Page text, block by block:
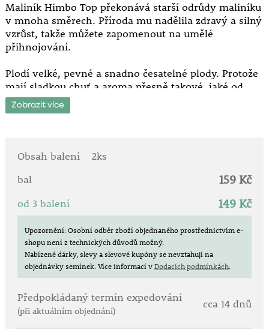
Maliník Himbo Top překonává starší odrůdy maliníku
v mnoha směrech. Příroda mu nadělila zdravý a silný
vzrůst, takže můžete zapomenout na umělé
přihnojování.
Plodí velké, pevné a snadno česatelné plody. Protože
mají sladkou chuť a aroma přesně takové, jaké od
čerstvých malin očekáváte, bude těžké je před
rodinou ubránit na džem a šťávu. Mohlo by Vám při
jednoletých a dvouletých výhonech.
Stanoviště: plné slunce.
Velké pevné plody, vysoké výnosy a zaručeně zdravé!
Prvotřídní lahůdkové plody k letnímu mlsání!
Zobrazit více
Obsah balení
2ks
bal
159 Kč
od 3 balení 149 Kč
Upozornění: Osobní odběr zboží objednaného prostřednictvím e-
shopu není z technických důvodů možný.
Nabízené dárky, slevy a slevové kupóny se nevztahují na
objednávky semínek.Více informací vDodacích podmínkách.
Předpokládaný termín expedování
(při aktuálním objednání)
cca 14 dnů